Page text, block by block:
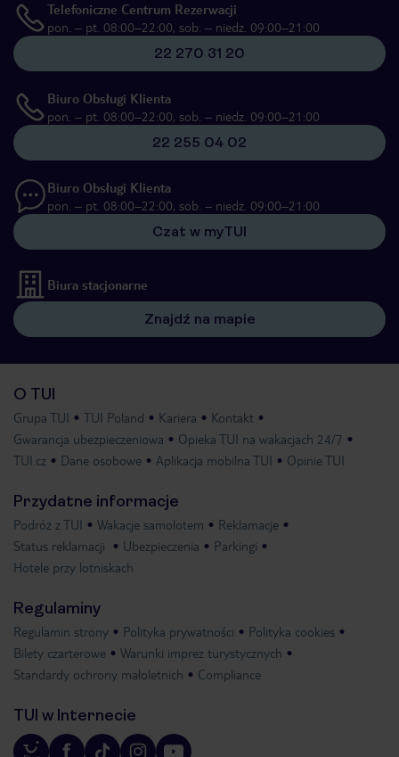
Telefoniczne Centrum Rezerwacji
pon. – pt. 08:00–22:00, sob. – niedz. 09:00–21:00
22 270 31 20
Biuro Obsługi Klienta
pon. – pt. 08:00–22:00, sob. – niedz. 09:00–21:00
22 255 04 02
Biuro Obsługi Klienta
pon. – pt. 08:00–22:00, sob. – niedz. 09:00–21:00
Czat w myTUI
Biura stacjonarne
Znajdź na mapie
O TUI
Grupa TUI TUI Poland Kariera
Kontakt
Gwarancja ubezpieczeniowa
Opieka TUI na wakacjach 24/7
TUI.cz
Dane osobowe Aplikacja mobilna TUI Opinie TUI
Przydatne informacje
Podróż z TUI Wakacje samolotem
Reklamacje
Status reklamacji
Ubezpieczenia
Parkingi
Hotele przy lotniskach
Regulaminy
Regulamin strony Polityka prywatności
Polityka cookies
Bilety czarterowe
Warunki imprez turystycznych
Standardy ochrony małoletnich
Compliance
TUI w Internecie